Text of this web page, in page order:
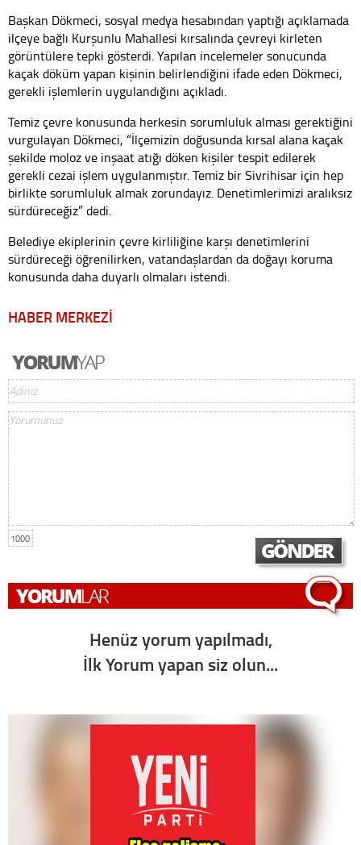
Başkan Dökmeci, sosyal medya hesabından yaptığı açıklamada
ilçeye bağlı Kurşunlu Mahallesi kırsalında çevreyi kirleten
görüntülere tepki gösterdi. Yapılan incelemeler sonucunda
kaçak döküm yapan kişinin belirlendiğini ifade eden Dökmeci,
gerekli işlemlerin uygulandığını açıkladı.
Temiz çevre konusunda herkesin sorumluluk alması gerektiğini
vurgulayan Dökmeci, “İlçemizin doğusunda kırsal alana kaçak
şekilde moloz ve inşaat atığı döken kişiler tespit edilerek
gerekli cezai işlem uygulanmıştır. Temiz bir Sivrihisar için hep
birlikte sorumluluk almak zorundayız. Denetimlerimizi aralıksız
sürdüreceğiz” dedi.
Belediye ekiplerinin çevre kirliliğine karşı denetimlerini
sürdüreceği öğrenilirken, vatandaşlardan da doğayı koruma
konusunda daha duyarlı olmaları istendi.
HABER MERKEZİ
1000
Henüz yorum yapılmadı,
İlk Yorum yapan siz olun...